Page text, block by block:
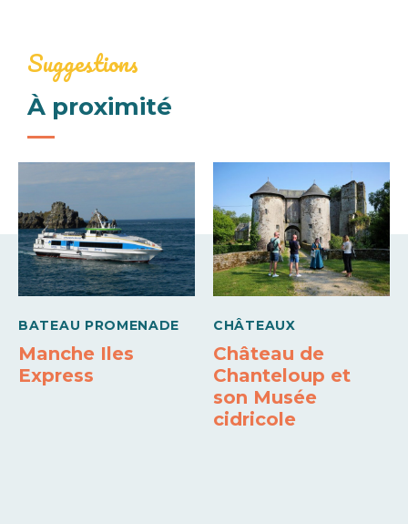
Chèques bancaires et postaux
Eurocard - Mastercard
Suggestions
À proximité
BATEAU PROMENADE
Manche Iles
Express
CHÂTEAUX
Château de
Chanteloup et
son Musée
cidricole